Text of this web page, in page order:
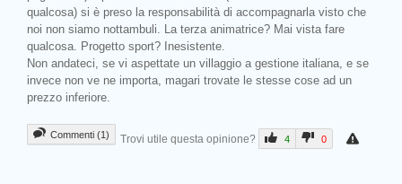
qualcosa) si è preso la responsabilità di accompagnarla visto che
noi non siamo nottambuli. La terza animatrice? Mai vista fare
qualcosa. Progetto sport? Inesistente.
Non andateci, se vi aspettate un villaggio a gestione italiana, e se
invece non ve ne importa, magari trovate le stesse cose ad un
prezzo inferiore.
Commenti (1) Trovi utile questa opinione? 4 0